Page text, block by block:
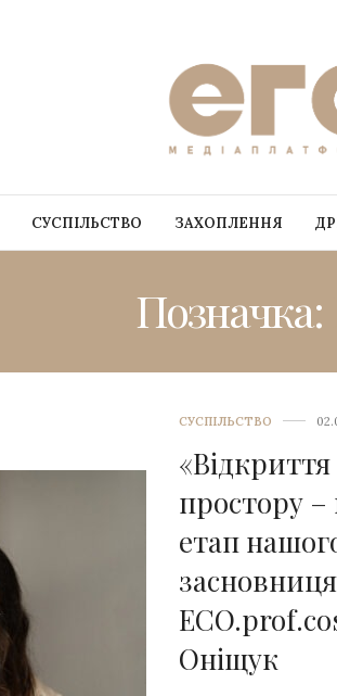
СУСПІЛЬСТВО ЗАХОПЛЕННЯ
Позначка:
СУСПІЛЬСТВО
простору –
етап
засновниця
Оніщук